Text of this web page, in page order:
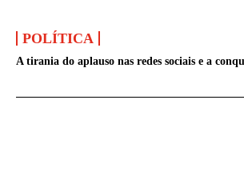
POLÍTICA
A tirania do aplauso nas redes sociais e a